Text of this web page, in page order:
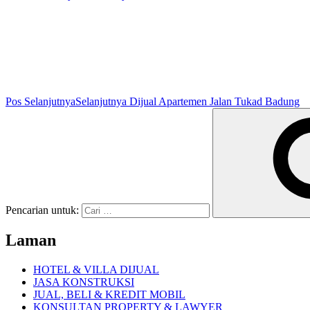
Pos SelanjutnyaSelanjutnya Dijual Apartemen Jalan Tukad Badung
Pencarian untuk:
Laman
HOTEL & VILLA DIJUAL
JASA KONSTRUKSI
JUAL, BELI & KREDIT MOBIL
KONSULTAN PROPERTY & LAWYER